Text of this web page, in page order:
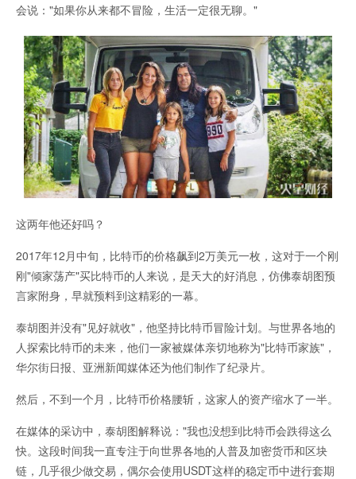
会说："如果你从来都不冒险，生活一定很无聊。"
这两年他还好吗？
2017年12月中旬，比特币的价格飙到2万美元一枚，这对于一个刚
刚"倾家荡产"买比特币的人来说，是天大的好消息，仿佛泰胡图预
言家附身，早就预料到这精彩的一幕。
泰胡图并没有"见好就收"，他坚持比特币冒险计划。与世界各地的
人探索比特币的未来，他们一家被媒体亲切地称为"比特币家族"，
华尔街日报、亚洲新闻媒体还为他们制作了纪录片。
然后，不到一个月，比特币价格腰斩，这家人的资产缩水了一半。
在媒体的采访中，泰胡图解释说："我也没想到比特币会跌得这么
快。这段时间我一直专注于向世界各地的人普及加密货币和区块
链，几乎很少做交易，偶尔会使用USDT这样的稳定币中进行套期